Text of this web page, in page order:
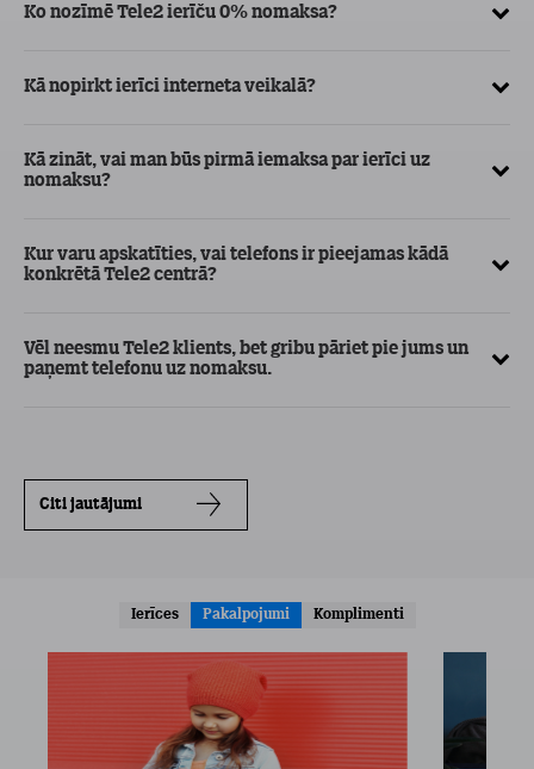
Ko nozīmē Tele2 ierīču 0% nomaksa?
Kā nopirkt ierīci interneta veikalā?
Kā zināt, vai man būs pirmā iemaksa par ierīci uz
nomaksu?
Kur varu apskatīties, vai telefons ir pieejamas kādā
konkrētā Tele2 centrā?
Vēl neesmu Tele2 klients, bet gribu pāriet pie jums un
paņemt telefonu uz nomaksu.
Citi jautājumi
Ierīces Pakalpojumi Komplimenti